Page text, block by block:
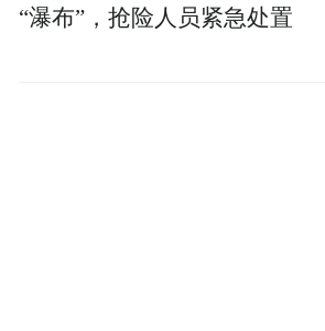
“瀑布”，抢险人员紧急处置